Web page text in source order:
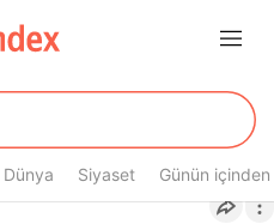
Dünya Siyaset Günün içinden